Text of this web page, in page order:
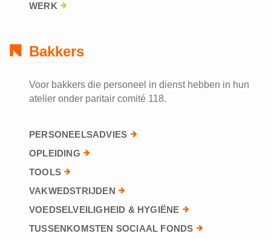
WERK
Bakkers
Voor bakkers die personeel in dienst hebben in hun
atelier onder paritair comité 118.
PERSONEELSADVIES
OPLEIDING
TOOLS
VAKWEDSTRIJDEN
VOEDSELVEILIGHEID & HYGIËNE
TUSSENKOMSTEN SOCIAAL FONDS